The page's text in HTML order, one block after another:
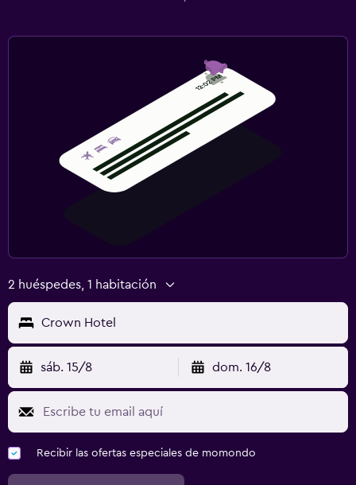
2 huéspedes, 1 habitación
Crown Hotel
sáb. 15/8 dom. 16/8
Recibir las ofertas especiales de momondo